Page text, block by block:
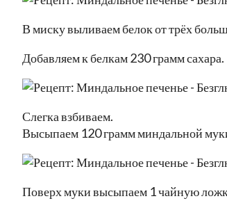
В миску выливаем белок от трёх
Добавляем к белкам 230 грамм сахара.
Слегка взбиваем.
Высыпаем 120 грамм миндальной
Поверх муки высыпаем 1 чайную